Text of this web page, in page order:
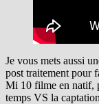
Je vous mets aussi
post traitement pour
Mi 10 filme en natif,
temps VS la